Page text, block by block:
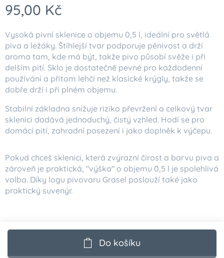
95,00 Kč
Do košíku
Vysoká pivní sklenice o objemu 0,5 l, ideální pro světlá
piva a ležáky. Štíhlejší tvar podporuje pěnivost a drží
aroma tam, kde má být, takže pivo působí svěže i při
delším pití. Sklo je dostatečně pevné pro každodenní
používání a přitom lehčí než klasické krýgly, takže se
dobře drží i při plném objemu.
Stabilní základna snižuje riziko převržení a celkový tvar
sklenici dodává jednoduchý, čistý vzhled. Hodí se pro
domácí pití, zahradní posezení i jako doplněk k výčepu.
Pokud chceš sklenici, která zvýrazní čirost a barvu piva a
zároveň je praktická, "výška" o objemu 0,5 l je spolehlivá
volba. Díky logu pivovaru Grasel poslouží také jako
praktický suvenýr.